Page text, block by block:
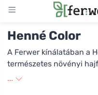
Henné Color
A Ferwer kínálatában a
természetes növényi
alapon. A henna
...